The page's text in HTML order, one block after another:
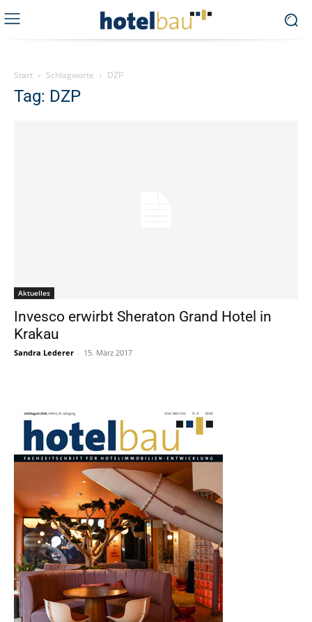
Start Schlagworte DZP
Tag: DZP
Aktuelles
Invesco erwirbt Sheraton Grand Hotel in
Krakau
Sandra Lederer - 15. März 2017